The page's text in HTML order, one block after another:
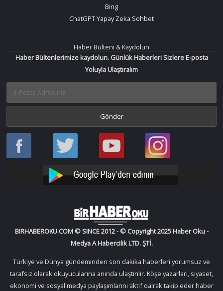
Bing
ChatGPT Yapay Zeka Sohbet
Haber Bülteni & Kaydolun
Haber Bültenlerimize kaydolun. Günlük Haberleri Sizlere E-posta
Yoluyla Ulaştıralım
Haber
Oku
Haber
Oku
Bir
Haber
YouTube
Bir
Haber
Instagram
BIRHABEROKU.COM © SINCE 2012 - © Copyright 2025 Haber Oku -
Medya A Habercilik LTD. ŞTİ.
Türkiye ve Dünya gündeminden son dakika haberleri yorumsuz ve
tarafsız olarak okuyucularına anında ulaştırılır. Köşe yazarları, siyaset,
ekonomi ve sosyal medya paylaşımlarını aktif oalrak takip eder haber